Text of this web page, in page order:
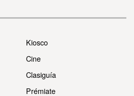
Kiosco
Cine
Clasiguía
Prémiate